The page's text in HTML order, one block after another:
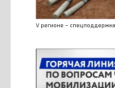
V регионе –